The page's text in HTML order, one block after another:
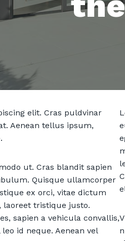
elit. Cras puldvinar
Aenean tellus ipsum,
ut. Cras blandit sapien
Quisque ullamcorper
ex orci, vitae dictum
laoreet tristique justo.
sapien a vehicula convallis,
id neque. Aenean vel